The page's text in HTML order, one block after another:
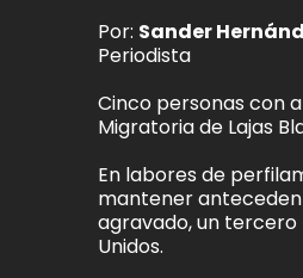
Por: Sander
Periodista
Cinco personas con
Migratoria de Lajas
En labores de
mantener
agravado, un tercero
Unidos.